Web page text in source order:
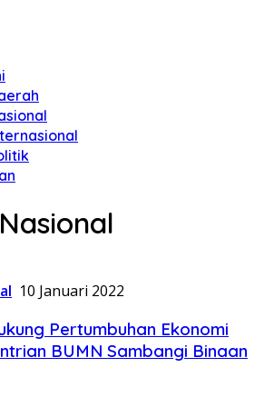
10 Januari 2022
Pertumbuhan Ekonomi
BUMN Sambangi Binaan